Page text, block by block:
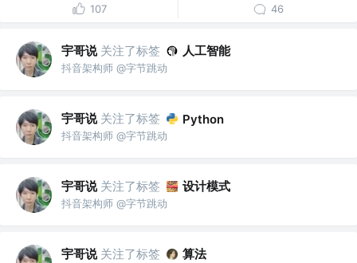
107 46
宇哥说 关注了标签 人工智能
抖音架构师 @字节跳动
宇哥说 关注了标签 Python
抖音架构师 @字节跳动
宇哥说 关注了标签 设计模式
抖音架构师 @字节跳动
宇哥说 关注了标签 算法